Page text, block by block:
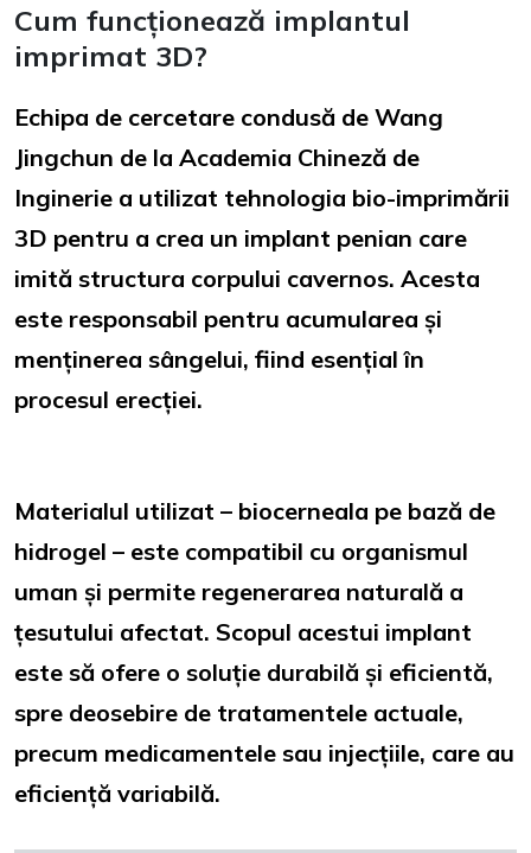
Cum funcționează implantul
imprimat 3D?
Echipa de cercetare condusă de Wang
Jingchun de la Academia Chineză de
Inginerie a utilizat tehnologia bio-imprimării
3D pentru a crea un implant penian care
imită structura corpului cavernos. Acesta
este responsabil pentru acumularea și
menținerea sângelui, fiind esențial în
procesul erecției.
Materialul utilizat – biocerneala pe bază de
hidrogel – este compatibil cu organismul
uman și permite regenerarea naturală a
țesutului afectat. Scopul acestui implant
este să ofere o soluție durabilă și eficientă,
spre deosebire de tratamentele actuale,
precum medicamentele sau injecțiile, care au
eficiență variabilă.